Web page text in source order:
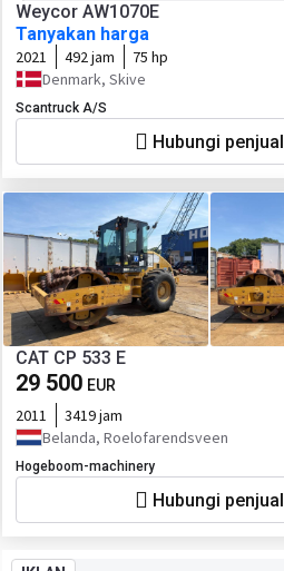
Weycor AW1070E
Tanyakan harga
2021 492 jam
75 hp
Denmark, Skive
Scantruck A/S
Hubungi penjual
CAT CP 533 E
29 500 EUR
2011
3419 jam
Belanda, Roelofarendsveen
Hogeboom-machinery
Hubungi penjual